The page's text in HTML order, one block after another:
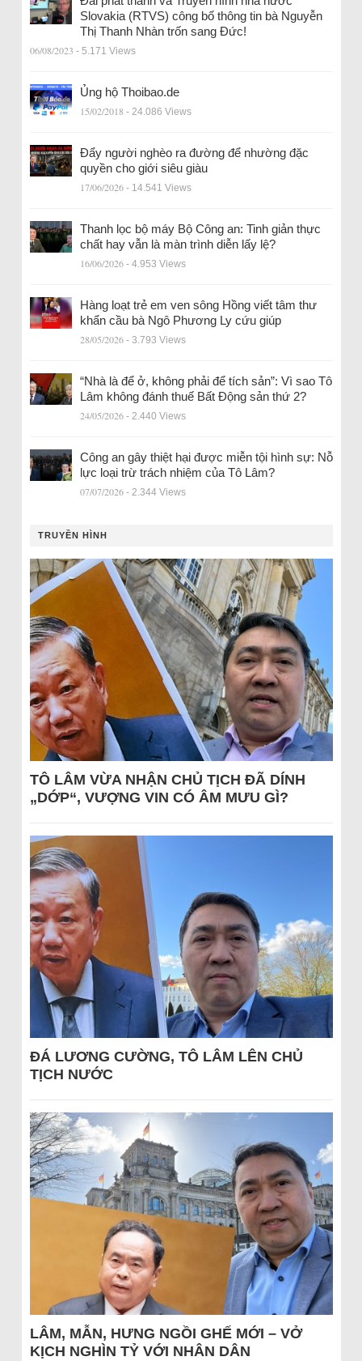
Slovakia (RTVS) công bố thông tin bà Nguyễn
Thị Thanh Nhàn trốn sang Đức!
06/08/2023 - 5.171 Views
Ủng hộ Thoibao.de
15/02/2018 - 24.086 Views
Đẩy người nghèo ra đường để nhường đặc
quyền cho giới siêu giàu
17/06/2026 - 14.541 Views
Thanh lọc bộ máy Bộ Công an: Tinh giản thực
chất hay vẫn là màn trình diễn lấy lệ?
16/06/2026 - 4.953 Views
Hàng loạt trẻ em ven sông Hồng viết tâm thư
khẩn cầu bà Ngô Phương Ly cứu giúp
28/05/2026 - 3.793 Views
“Nhà là để ở, không phải để tích sản”: Vì sao Tô
Lâm không đánh thuế Bất Động sản thứ 2?
24/05/2026 - 2.440 Views
Công an gây thiệt hại được miễn tội hình sự: Nỗ
lực loại trừ trách nhiệm của Tô Lâm?
07/07/2026 - 2.344 Views
TRUYỀN HÌNH
TÔ LÂM VỪA NHẬN CHỦ TỊCH ĐÃ DÍNH
„DỚP“, VƯỢNG VIN CÓ ÂM MƯU GÌ?
ĐÁ LƯƠNG CƯỜNG, TÔ LÂM LÊN CHỦ
TỊCH NƯỚC
LÂM, MẪN, HƯNG NGỒI GHẾ MỚI – VỞ
KỊCH NGHÌN TỶ VỚI NHÂN DÂN